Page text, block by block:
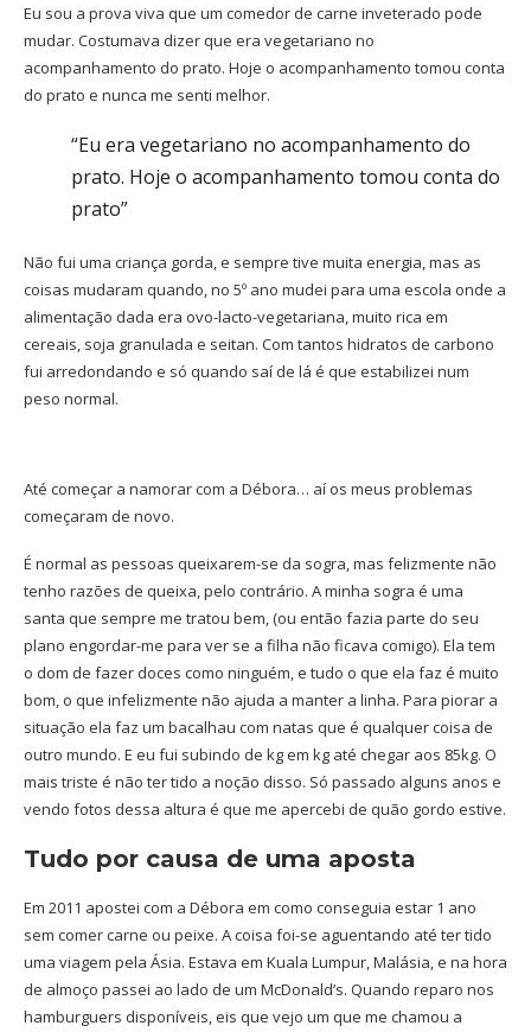
Eu sou a prova viva que um comedor de carne inveterado pode
mudar. Costumava dizer que era vegetariano no
acompanhamento do prato. Hoje o acompanhamento tomou conta
do prato e nunca me senti melhor.
“Eu era vegetariano no acompanhamento do
prato. Hoje o acompanhamento tomou conta do
prato”
Não fui uma criança gorda, e sempre tive muita energia, mas as
coisas mudaram quando, no 5º ano mudei para uma escola onde a
alimentação dada era ovo-lacto-vegetariana, muito rica em
cereais, soja granulada e seitan. Com tantos hidratos de carbono
fui arredondando e só quando saí de lá é que estabilizei num
peso normal.
Até começar a namorar com a Débora… aí os meus problemas
começaram de novo.
É normal as pessoas queixarem-se da sogra, mas felizmente não
tenho razões de queixa, pelo contrário. A minha sogra é uma
santa que sempre me tratou bem, (ou então fazia parte do seu
plano engordar-me para ver se a filha não ficava comigo). Ela tem
o dom de fazer doces como ninguém, e tudo o que ela faz é muito
bom, o que infelizmente não ajuda a manter a linha. Para piorar a
situação ela faz um bacalhau com natas que é qualquer coisa de
outro mundo. E eu fui subindo de kg em kg até chegar aos 85kg. O
mais triste é não ter tido a noção disso. Só passado alguns anos e
vendo fotos dessa altura é que me apercebi de quão gordo estive.
Tudo por causa de uma aposta
Em 2011 apostei com a Débora em como conseguia estar 1 ano
sem comer carne ou peixe. A coisa foi-se aguentando até ter tido
uma viagem pela Ásia. Estava em Kuala Lumpur, Malásia, e na hora
de almoço passei ao lado de um McDonald’s. Quando reparo nos
hamburguers disponíveis, eis que vejo um que me chamou a